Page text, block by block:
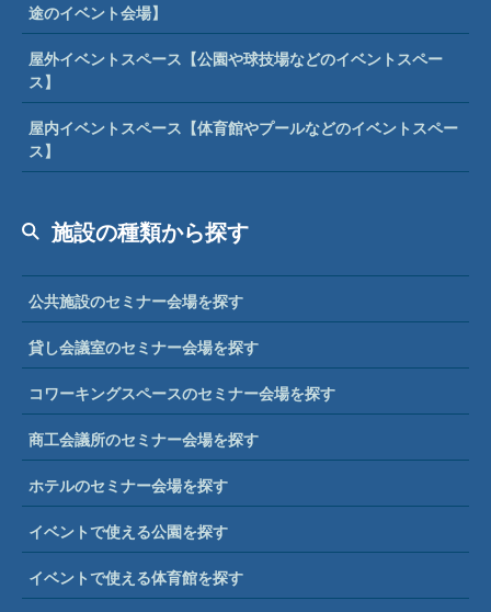
途のイベント会場】
屋外イベントスペース【公園や球技場などのイベントスペー
ス】
屋内イベントスペース【体育館やプールなどのイベントスペー
ス】
施設の種類から探す
公共施設のセミナー会場を探す
貸し会議室のセミナー会場を探す
コワーキングスペースのセミナー会場を探す
商工会議所のセミナー会場を探す
ホテルのセミナー会場を探す
イベントで使える公園を探す
イベントで使える体育館を探す